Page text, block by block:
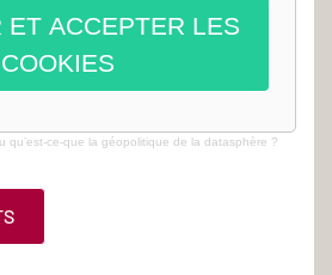
ET ACCEPTER LES
COOKIES
qu’est-ce-que la géopolitique de la datasphère ?